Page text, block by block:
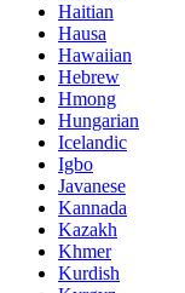
Haitian
Hausa
Hawaiian
Hebrew
Hmong
Hungarian
Icelandic
Igbo
Javanese
Kannada
Kazakh
Khmer
Kurdish